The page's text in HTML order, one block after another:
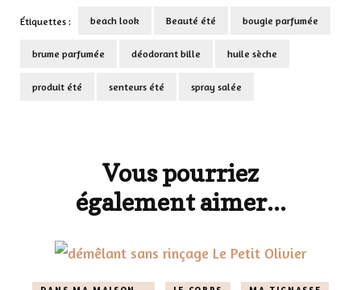
Étiquettes : beach look Beauté été bougie parfumée
brume parfumée déodorant bille huile sèche
produit été senteurs été spray salée
Vous pourriez
également aimer...